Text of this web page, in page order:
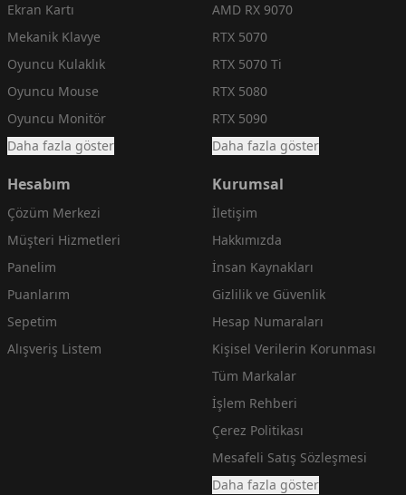
Ekran Kartı
Mekanik Klavye
Oyuncu Kulaklık
Oyuncu Mouse
Oyuncu Monitör
Daha fazla göster
AMD RX 9070
RTX 5070
RTX 5070 Ti
RTX 5080
RTX 5090
Daha fazla göster
Hesabım
Çözüm Merkezi
Müşteri Hizmetleri
Panelim
Puanlarım
Sepetim
Alışveriş Listem
Kurumsal
İletişim
Hakkımızda
İnsan Kaynakları
Gizlilik ve Güvenlik
Hesap Numaraları
Kişisel Verilerin Korunması
Tüm Markalar
İşlem Rehberi
Çerez Politikası
Mesafeli Satış Sözleşmesi
Daha fazla göster